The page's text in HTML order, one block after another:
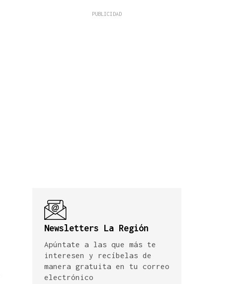
Newsletters La Región
Apúntate a las que más te
interesen y recíbelas de
manera gratuita en tu correo
electrónico